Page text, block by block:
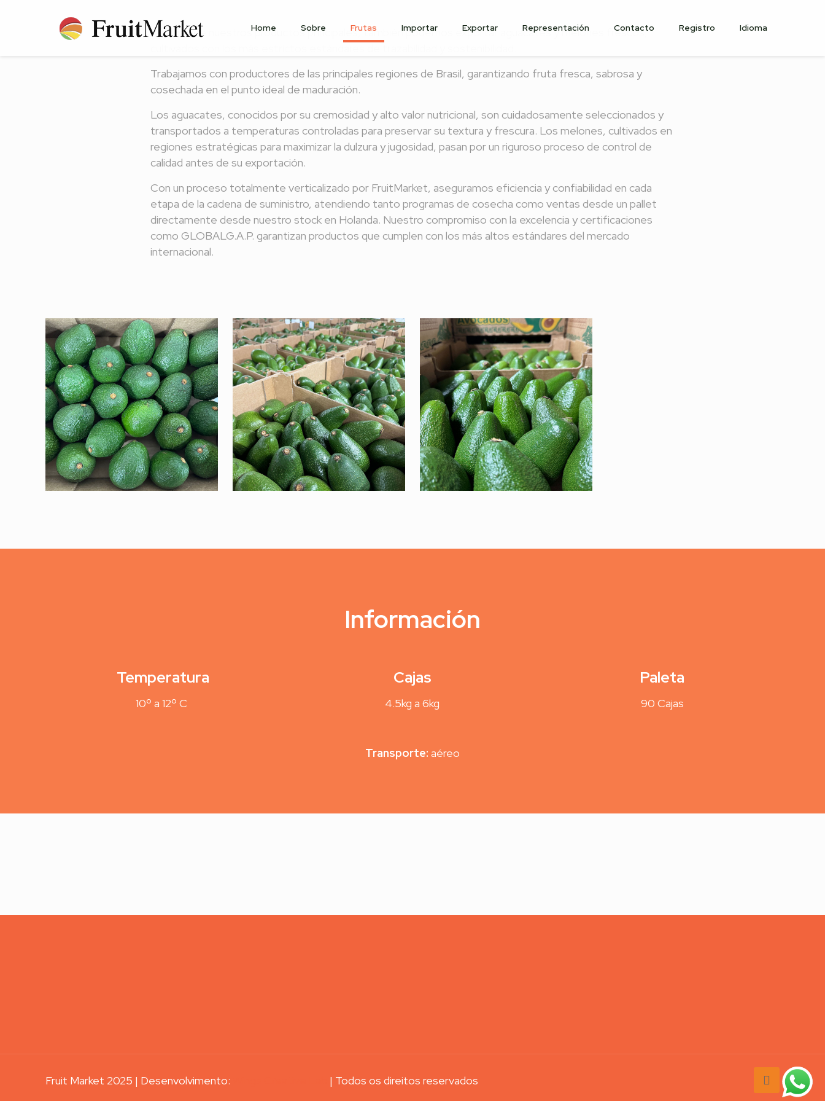
Home Sobre Frutas Importar Exportar Representación Contacto Registro Idioma
Además de nuestros productos principales, también podemos exportar aguacates y melones frescos,
Trabajamos con productores de las principales regiones de Brasil, garantizando fruta fresca, sabrosa y
cosechada en el punto ideal de maduración.
Los aguacates, conocidos por su cremosidad y alto valor nutricional, son cuidadosamente seleccionados y
transportados a temperaturas controladas para preservar su textura y frescura. Los melones, cultivados en
regiones estratégicas para maximizar la dulzura y jugosidad, pasan por un riguroso proceso de control de
calidad antes de su exportación.
Con un proceso totalmente verticalizado por FruitMarket, aseguramos eficiencia y confiabilidad en cada
etapa de la cadena de suministro, atendiendo tanto programas de cosecha como ventas desde un pallet
directamente desde nuestro stock en Holanda. Nuestro compromiso con la excelencia y certificaciones
como GLOBALG.A.P. garantizan productos que cumplen con los más altos estándares del mercado
internacional.
Información
Temperatura
10º a 12º C
Cajas
4.5kg a 6kg
Paleta
90 Cajas
Transporte: aéreo
Fruit Market 2025 | Desenvolvimento: | Todos os direitos reservados